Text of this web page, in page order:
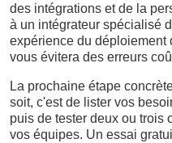
des intégrations et de la
à un intégrateur spécialisé
expérience du
vous évitera des erreurs
La prochaine étape
soit, c'est de lister vos
puis de tester deux ou trois
vos équipes. Un essai